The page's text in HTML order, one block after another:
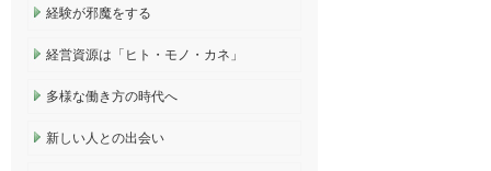
経験が邪魔をする
経営資源は「ヒト・モノ・カネ」
多様な働き方の時代へ
新しい人との出会い